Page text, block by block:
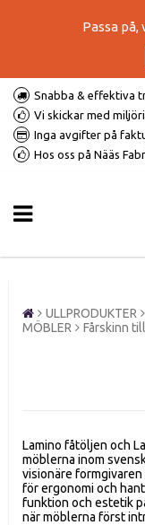
Passa
Snabba & effektiva
Vi skickar med
Inga avgifter på
Hos oss på Nääs
ULLPRODUKTER
MÖBLER
Fårskinn
Lamino fåtöljen och
möblerna inom
visionäre
för ergonomi och
funktion och estetik
när möblerna först